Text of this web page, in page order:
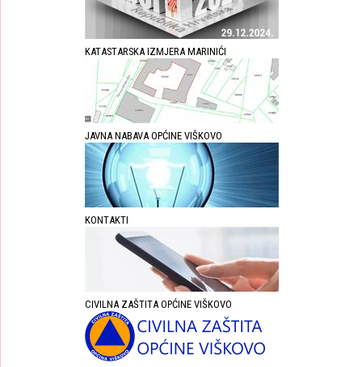
KATASTARSKA IZMJERA MARINIĆI
JAVNA NABAVA OPĆINE VIŠKOVO
KONTAKTI
CIVILNA ZAŠTITA OPĆINE VIŠKOVO